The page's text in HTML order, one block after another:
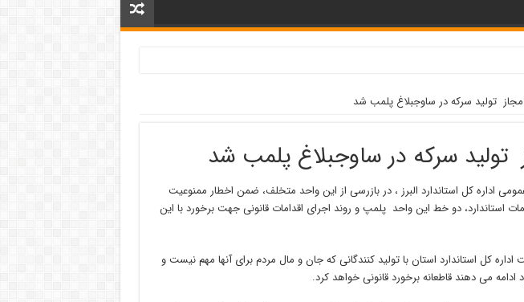
تولید سرکه در ساوجبلاغ پلمب شد
تولید سرکه در ساوجبلاغ پلمب شد
اداره کل استاندارد البرز ، در بازرسی از این واحد متخلف، ضمن اخطار ممنوعیت
استاندارد، دو خط این واحد پلمپ و روند اجرای اقدامات قانونی جهت برخورد با این
کل استاندارد استان با تولید کنندگانی که جان و مال مردم برای آنها مهم نیست و
ادامه می دهند قاطعانه برخورد قانونی خواهد کرد.